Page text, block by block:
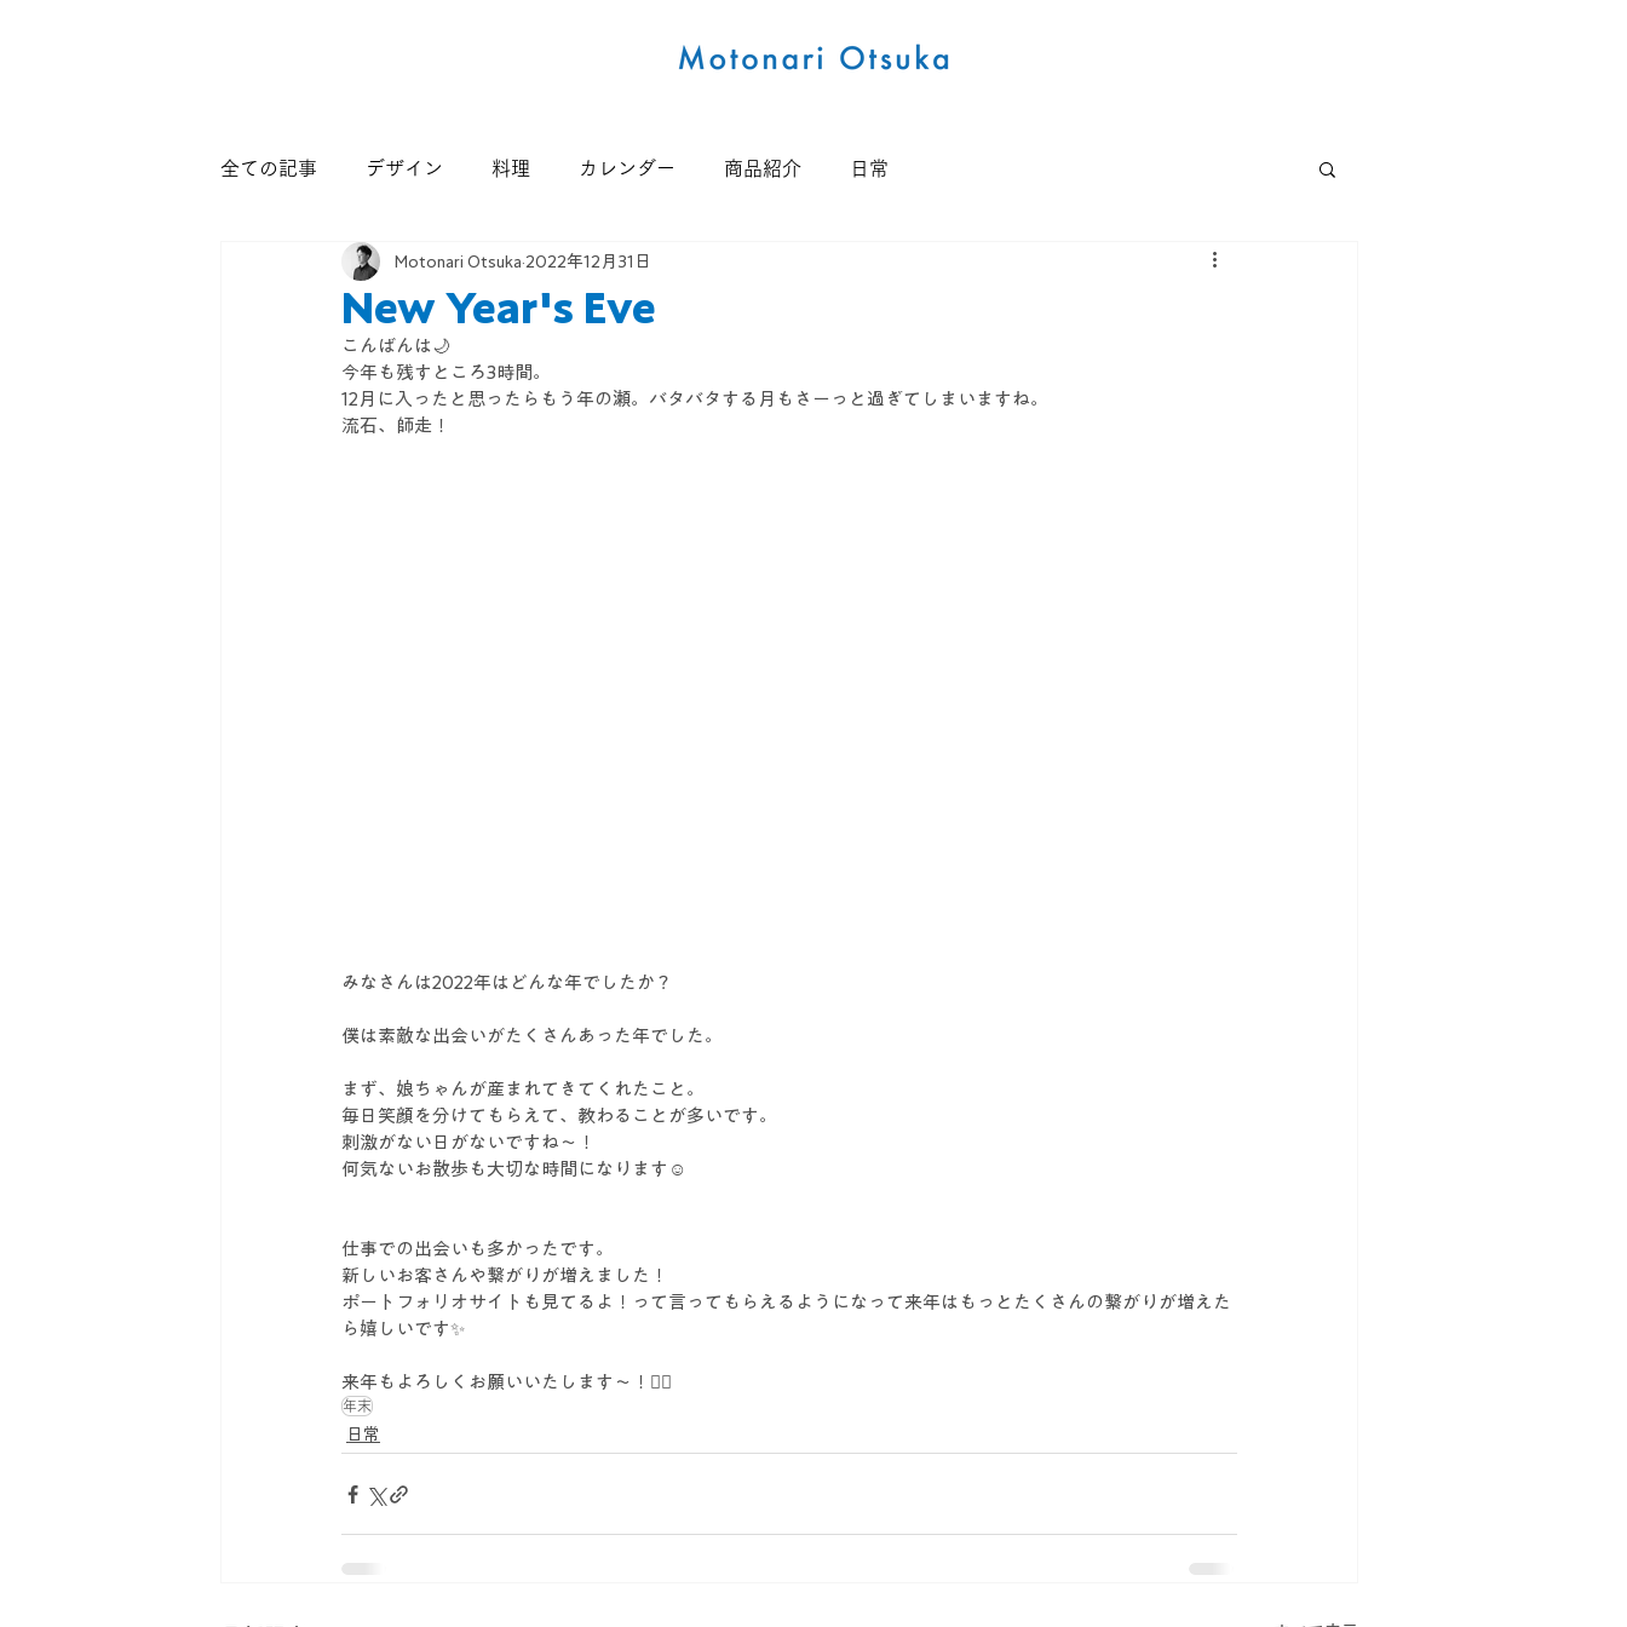
全ての記事 デザイン 料理 カレンダー 商品紹介 日常
New Year's Eve
Motonari Otsuka 2022年12月31日
こんばんは🌙
今年も残すところ3時間。
12月に入ったと思ったらもう年の瀬。バタバタする月もさーっと過ぎてしまいますね。
流石、師走！
みなさんは2022年はどんな年でしたか？
僕は素敵な出会いがたくさんあった年でした。
まず、娘ちゃんが産まれてきてくれたこと。
毎日笑顔を分けてもらえて、教わることが多いです。
刺激がない日がないですね〜！
何気ないお散歩も大切な時間になります☺️
仕事での出会いも多かったです。
新しいお客さんや繋がりが増えました！
ポートフォリオサイトも見てるよ！って言ってもらえるようになって来年はもっとたくさんの繋がりが増えた
ら嬉しいです✨
来年もよろしくお願いいたします〜！🙇‍♂️
年末
日常